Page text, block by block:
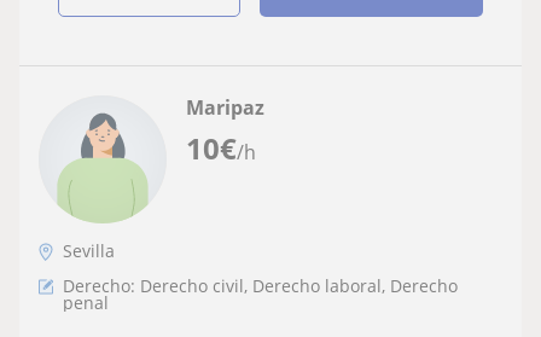
10€/h
Maripaz
Sevilla
Derecho: Derecho civil, Derecho laboral, Derecho
penal